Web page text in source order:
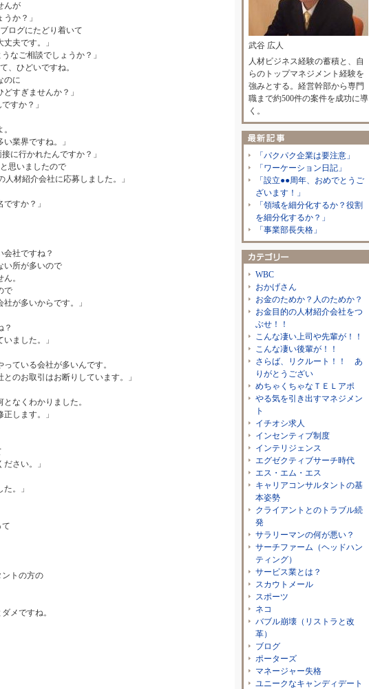
んが
か？」
ログにたどり着いて
夫です。」
なご相談でしょうか？」
、ひどいですね。
に
ぎませんか？」
すか？」
界ですね。」
に行かれたんですか？」
思いましたので
紹介会社に応募しました。」
すか？」
社ですね？
所が多いので
。
で
が多いからです。」
ました。」
いる会社が多いんです。
お取引はお断りしています。」
くわかりました。
します。」
さい。」
。」
ントの方の
メですね。
」
武谷 広人
人材ビジネス経験の蓄積と、自
らのトップマネジメント経験を
強みとする。経営幹部から専門
職まで約500件の案件を成功に導
く。
「パクパク企業は要注意」
「ワーケーション日記」
「設立●●周年、おめでとうご
ざいます！」
「領域を細分化するか？役割
を細分化するか？」
「事業部長失格」
WBC
おかげさん
お金のためか？人のためか？
お金目的の人材紹介会社をつ
ぶせ！！
こんな凄い上司や先輩が！！
こんな凄い後輩が！！
さらば、リクルート！！ あ
りがとうござい
めちゃくちゃなＴＥＬアポ
やる気を引き出すマネジメン
ト
イチオシ求人
インセンティブ制度
インテリジェンス
エグゼクティブサーチ時代
エス・エム・エス
キャリアコンサルタントの基
本姿勢
クライアントとのトラブル続
発
サラリーマンの何が悪い？
サーチファーム（ヘッドハン
ティング）
サービス業とは？
スカウトメール
スポーツ
ネコ
バブル崩壊（リストラと改
革）
ブログ
ポーターズ
マネージャー失格
ユニークなキャンディデート